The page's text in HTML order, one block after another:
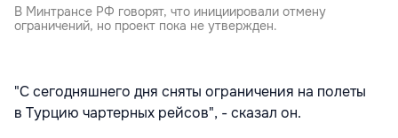
В Минтрансе РФ говорят, что инициировали отмену
ограничений, но проект пока не утвержден.
"С сегодняшнего дня сняты ограничения на полеты
в Турцию чартерных рейсов", - сказал он.